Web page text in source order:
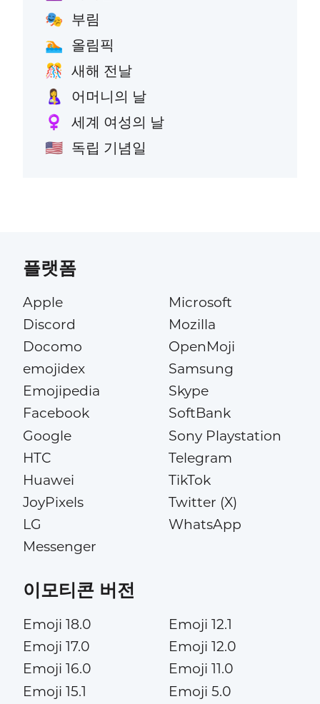
🎭 부림
🏊 올림픽
🎊 새해 전날
🤱 어머니의 날
♀️ 세계 여성의 날
🇺🇸 독립 기념일
플랫폼
Apple
Discord
Docomo
emojidex
Emojipedia
Facebook
Google
HTC
Huawei
JoyPixels
LG
Messenger
Microsoft
Mozilla
OpenMoji
Samsung
Skype
SoftBank
Sony Playstation
Telegram
TikTok
Twitter (X)
WhatsApp
이모티콘 버전
Emoji 18.0
Emoji 17.0
Emoji 16.0
Emoji 15.1
Emoji 12.1
Emoji 12.0
Emoji 11.0
Emoji 5.0